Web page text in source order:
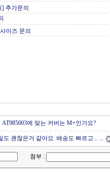
] 추가문의
이즈 문의
에 맞는 커버는 M+인가요?
도 괜찮은거 같아요. 배송도 빠르고... ...
첨부 :